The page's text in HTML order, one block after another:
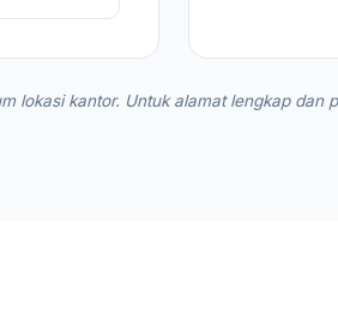
lokasi kantor. Untuk alamat lengkap dan